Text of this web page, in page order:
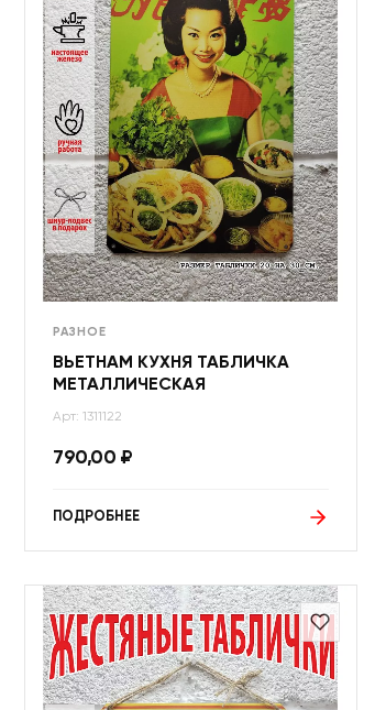
РАЗНОЕ
ВЬЕТНАМ КУХНЯ ТАБЛИЧКА
МЕТАЛЛИЧЕСКАЯ
Арт: 1311122
790,00 ₽
ПОДРОБНЕЕ